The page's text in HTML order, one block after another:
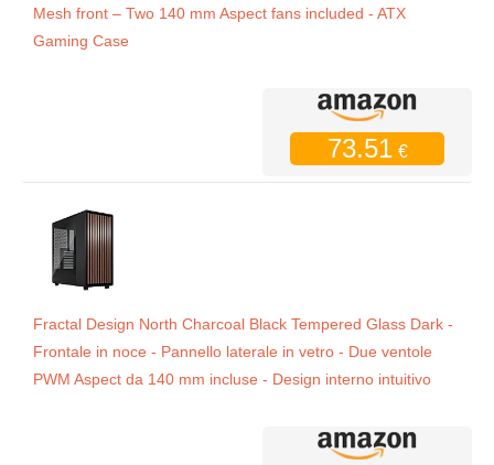
Mesh front – Two 140 mm Aspect fans included - ATX
Gaming Case
73.51 €
Fractal Design North Charcoal Black Tempered Glass Dark -
Frontale in noce - Pannello laterale in vetro - Due ventole
PWM Aspect da 140 mm incluse - Design interno intuitivo